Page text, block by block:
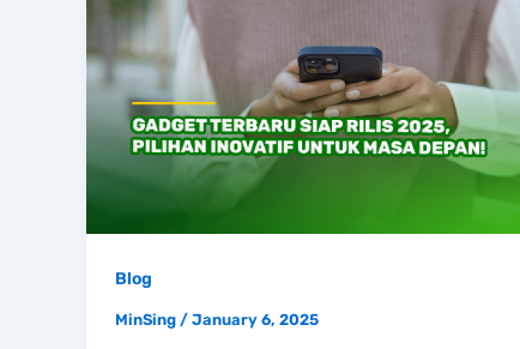
Blog
MinSing / January 6, 2025